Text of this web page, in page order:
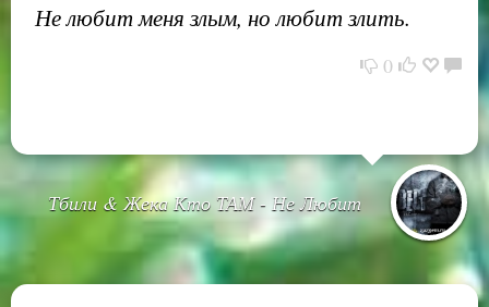
Не любит меня злым, но любит злить.
0
Тбили & Жека Кто ТАМ - Не Любит